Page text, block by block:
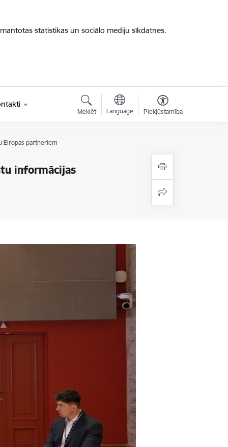
statistikas un sociālo mediju sīkdatnes.
Meklēt Language Piekļūstamība
Eiropas partneriem
informācijas